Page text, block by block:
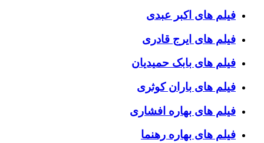
فیلم های اکبر عبدی
فیلم های ایرج قادری
فیلم های بابک حمیدیان
فیلم های باران کوثری
فیلم های بهاره افشاری
فیلم های بهاره رهنما